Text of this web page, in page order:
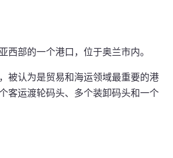
西部的一个港口，位于奥兰市内。
被认为是贸易和海运领域最重要的港
客运渡轮码头、多个装卸码头和一个